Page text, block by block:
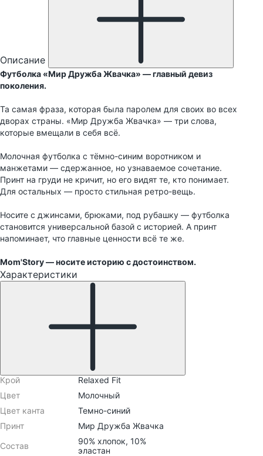
Описание
Футболка «Мир Дружба Жвачка» — главный девиз
поколения.
Та самая фраза, которая была паролем для своих во всех
дворах страны. «Мир Дружба Жвачка» — три слова,
которые вмещали в себя всё.
Молочная футболка с тёмно-синим воротником и
манжетами — сдержанное, но узнаваемое сочетание.
Принт на груди не кричит, но его видят те, кто понимает.
Для остальных — просто стильная ретро-вещь.
Носите с джинсами, брюками, под рубашку — футболка
становится универсальной базой с историей. А принт
напоминает, что главные ценности всё те же.
Mom'Story — носите историю с достоинством.
Характеристики
Крой
Relaxed Fit
Цвет
Молочный
Цвет канта
Темно-синий
Принт
Мир Дружба Жвачка
Состав
90% хлопок, 10%
эластан